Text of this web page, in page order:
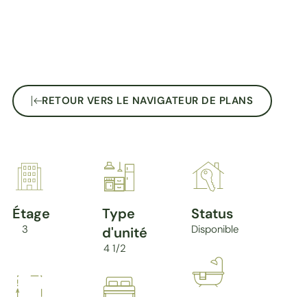
RETOUR VERS LE NAVIGATEUR DE PLANS
Étage
3
Type
d'unité
4 1/2
Status
Disponible